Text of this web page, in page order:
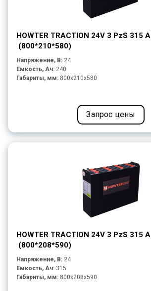
HOWTER TRACTION 24V 3 PzS 315
(800*210*580)
Напряжение, В: 24
Емкость, Ач: 240
Габариты, мм: 800x210x580
Запрос цены
HOWTER TRACTION 24V 3 PzS 315
(800*208*590)
Напряжение, В: 24
Емкость, Ач: 315
Габариты, мм: 800x208x590